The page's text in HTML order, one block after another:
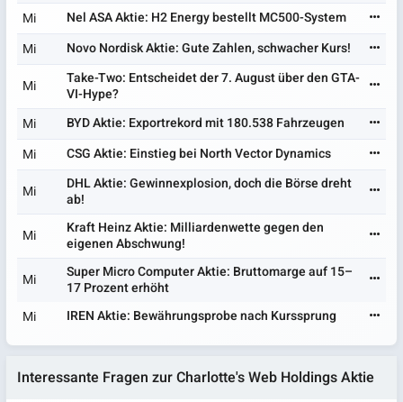
Mi
Nel ASA Aktie: H2 Energy bestellt MC500-System
Mi
Novo Nordisk Aktie: Gute Zahlen, schwacher Kurs!
Mi
Take-Two: Entscheidet der 7. August über den GTA-
VI-Hype?
Mi
BYD Aktie: Exportrekord mit 180.538 Fahrzeugen
Mi
CSG Aktie: Einstieg bei North Vector Dynamics
Mi
DHL Aktie: Gewinnexplosion, doch die Börse dreht
ab!
Mi
Kraft Heinz Aktie: Milliardenwette gegen den
eigenen Abschwung!
Mi
Super Micro Computer Aktie: Bruttomarge auf 15–
17 Prozent erhöht
Mi
IREN Aktie: Bewährungsprobe nach Kurssprung
Interessante Fragen zur Charlotte's Web Holdings Aktie